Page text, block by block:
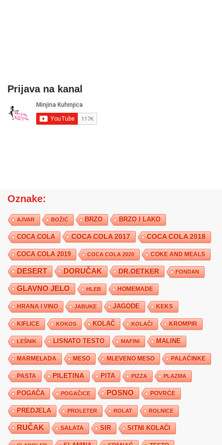
Prijava na kanal
Oznake:
AJVAR BOŽIĆ BRZO BRZO I LAKO
COCA COLA COCA COLA 2017 COCA COLA 2018
COCA COLA 2019 COCA COLA 2020 COKE AND MEALS
DESERT DORUČAK DR.OETKER FONDAN
GLAVNO JELO HLEB HOMEMADE
HRANA I VINO JABUKE JAGODE KEKS
KIFLICE KOKOS KOLAČ KOLAČI KROMPIR
LEŠNIK LISNATO TESTO MAFINI MALINE
MARMELADA MESO MLEVENO MESO PALAČINKE
PASTA PILETINA PITA PIZZA PLAZMA
POGAČA POGAČICE POSNO POVRĆE
PREDJELA PROLETER ROLAT ROLNICE
RUČAK SALATA SIR SITNI KOLAČI